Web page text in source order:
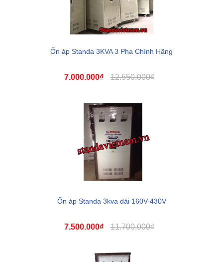
Ổn áp Standa 3KVA 3 Pha Chính Hãng
7.000.000₫ 12.550.000₫
Ổn áp Standa 3kva dải 160V-430V
7.500.000₫ 11.700.000₫